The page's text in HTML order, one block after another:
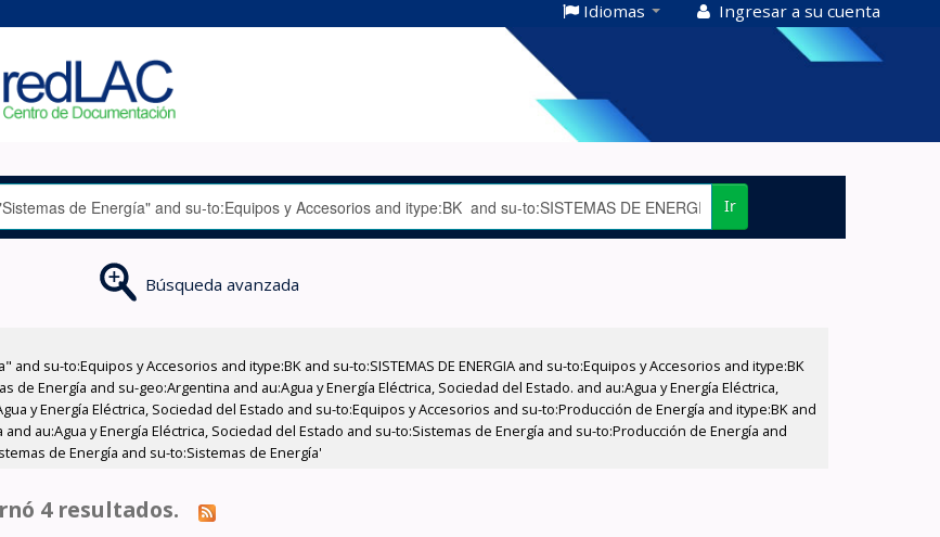
Idiomas Ingresar a su cuenta
Ir
Búsqueda avanzada
su-to:Equipos y Accesorios and itype:BK and su-to:SISTEMAS DE ENERGIA and su-to:Equipos y Accesorios and itype:BK
de Energía and su-geo:Argentina and au:Agua y Energía Eléctrica, Sociedad del Estado. and au:Agua y Energía Eléctrica,
y Energía Eléctrica, Sociedad del Estado and su-to:Equipos y Accesorios and su-to:Producción de Energía and itype:BK and
au:Agua y Energía Eléctrica, Sociedad del Estado and su-to:Sistemas de Energía and su-to:Producción de Energía and
de Energía and su-to:Sistemas de Energía'
4 resultados.